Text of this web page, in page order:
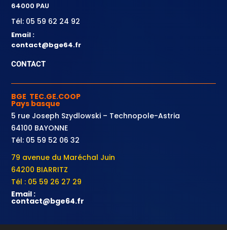
64000 PAU
Tél: 05 59 62 24 92
Email :
contact@bge64.fr
CONTACT
BGE TEC.GE.COOP
Pays basque
5 rue Joseph Szydlowski – Technopole-Astria
64100 BAYONNE
Tél: 05 59 52 06 32
79 avenue du Maréchal Juin
64200 BIARRITZ
Tél : 05 59 26 27 29
Email :
contact@bge64.fr